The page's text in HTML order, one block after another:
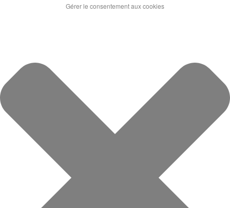
Gérer le consentement aux cookies